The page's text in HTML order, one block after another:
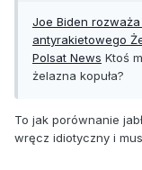
Joe Biden
antyrakietowego
Polsat News Ktoś
żelazna kopuła?
To jak porównanie
wręcz idiotyczny i